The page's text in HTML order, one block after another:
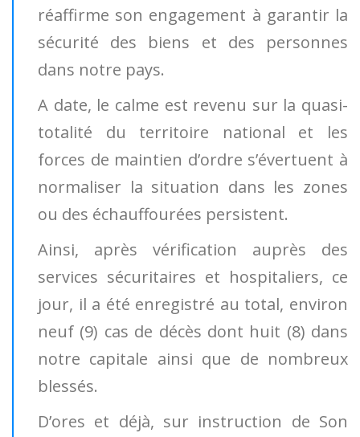
réaffirme son engagement à garantir la
sécurité des biens et des personnes
dans notre pays.
A date, le calme est revenu sur la quasi-
totalité du territoire national et les
forces de maintien d’ordre s’évertuent à
normaliser la situation dans les zones
ou des échauffourées persistent.
Ainsi, après vérification auprès des
services sécuritaires et hospitaliers, ce
jour, il a été enregistré au total, environ
neuf (9) cas de décès dont huit (8) dans
notre capitale ainsi que de nombreux
blessés.
D’ores et déjà, sur instruction de Son